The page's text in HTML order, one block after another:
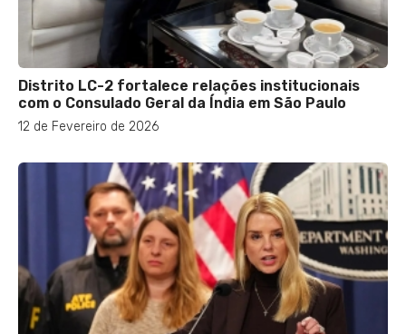
Distrito LC-2 fortalece relações institucionais
com o Consulado Geral da Índia em São Paulo
12 de Fevereiro de 2026